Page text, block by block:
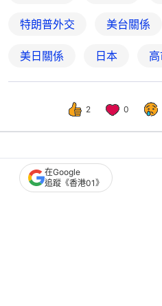
特朗普外交 美台關係
美日關係 日本
2 0
中國 台灣新聞
台積電重申最先進
在Google
追蹤《香港01》